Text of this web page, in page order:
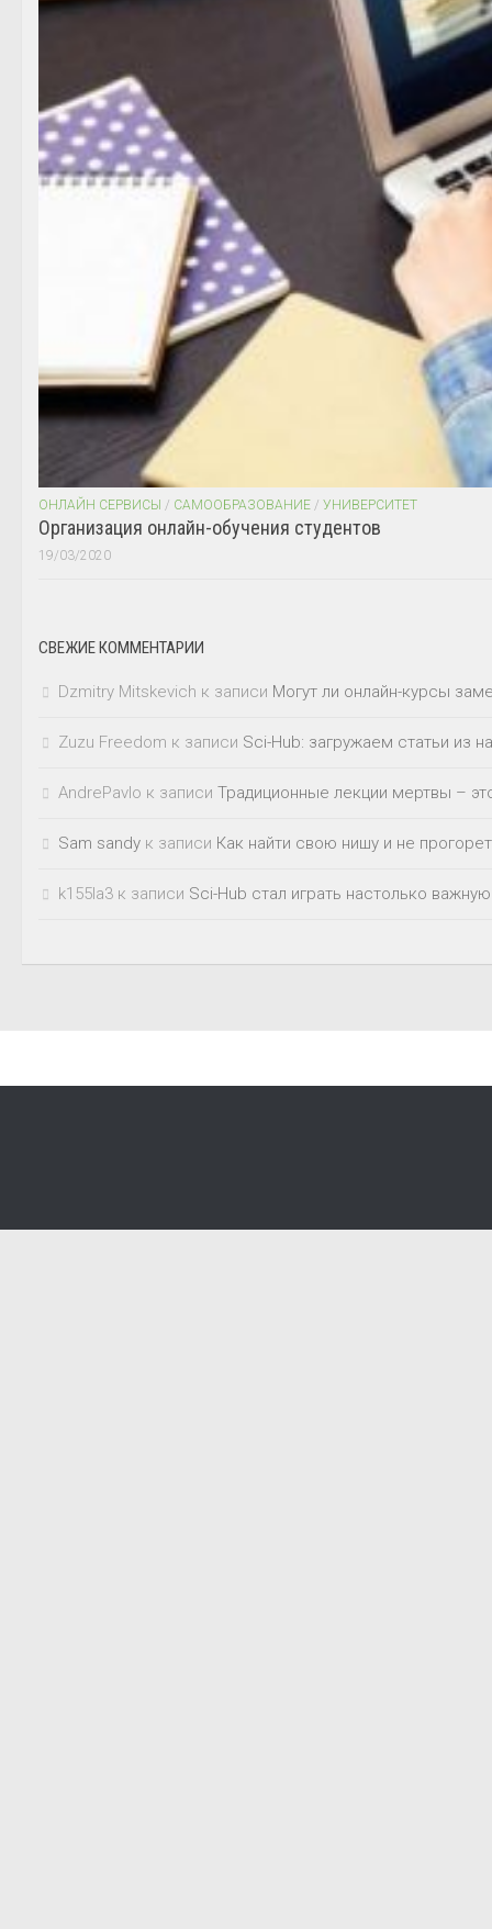
ОНЛАЙН СЕРВИСЫ / САМООБРАЗОВАНИЕ / УНИВЕРСИТЕТ
Организация онлайн-обучения студентов
19/03/2020
СВЕЖИЕ КОММЕНТАРИИ
Dzmitry Mitskevich к записи Могут ли онлайн-курсы
Zuzu Freedom к записи Sci-Hub: загружаем статьи из
AndrePavlo к записи Традиционные лекции мертвы –
Sam sandy к записи Как найти свою нишу и не
k155la3 к записи Sci-Hub стал играть настолько